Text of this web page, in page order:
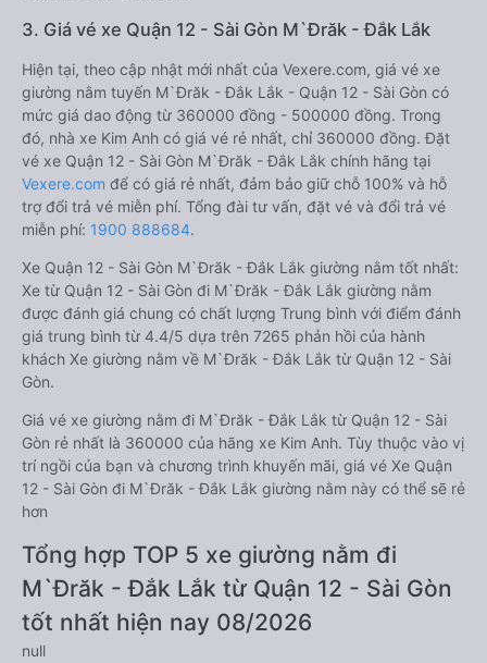
3. Giá vé xe Quận 12 - Sài Gòn M`Đrăk - Đắk Lắk
Hiện tại, theo cập nhật mới nhất của Vexere.com, giá vé xe
giường nằm tuyến M`Đrăk - Đắk Lắk - Quận 12 - Sài Gòn có
mức giá dao động từ 360000 đồng - 500000 đồng. Trong
đó, nhà xe Kim Anh có giá vé rẻ nhất, chỉ 360000 đồng. Đặt
vé xe Quận 12 - Sài Gòn M`Đrăk - Đắk Lắk chính hãng tại
Vexere.com để có giá rẻ nhất, đảm bảo giữ chỗ 100% và hỗ
trợ đổi trả vé miễn phí. Tổng đài tư vấn, đặt vé và đổi trả vé
miễn phí: 1900 888684.
Xe Quận 12 - Sài Gòn M`Đrăk - Đắk Lắk giường nằm tốt nhất:
Xe từ Quận 12 - Sài Gòn đi M`Đrăk - Đắk Lắk giường nằm
được đánh giá chung có chất lượng Trung bình với điểm đánh
giá trung bình từ 4.4/5 dựa trên 7265 phản hồi của hành
khách Xe giường nằm về M`Đrăk - Đắk Lắk từ Quận 12 - Sài
Gòn.
Giá vé xe giường nằm đi M`Đrăk - Đắk Lắk từ Quận 12 - Sài
Gòn rẻ nhất là 360000 của hãng xe Kim Anh. Tùy thuộc vào vị
trí ngồi của bạn và chương trình khuyến mãi, giá vé Xe Quận
12 - Sài Gòn đi M`Đrăk - Đắk Lắk giường nằm này có thể sẽ rẻ
hơn
Tổng hợp TOP 5 xe giường nằm đi
M`Đrăk - Đắk Lắk từ Quận 12 - Sài Gòn
tốt nhất hiện nay 08/2026
null